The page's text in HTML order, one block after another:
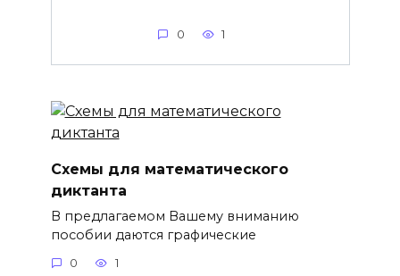
0 1
Схемы для математического
диктанта
В предлагаемом Вашему вниманию
пособии даются графические
0 1